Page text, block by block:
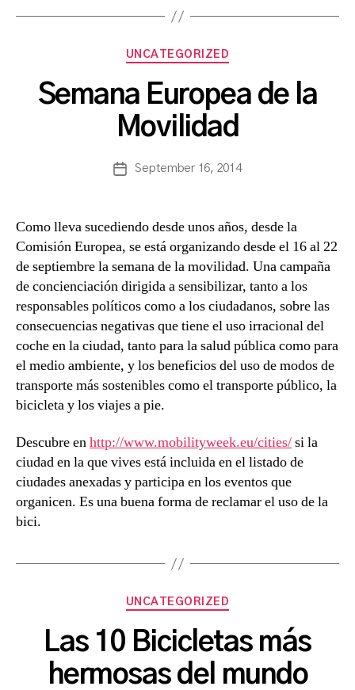
Categories
UNCATEGORIZED
Semana Europea de la
Movilidad
Post
y
s
n
PostSeptember 16, 2014
Como lleva sucediendo desde unos años, desde la
Comisión Europea, se está organizando desde el 16 al 22
de septiembre la semana de la movilidad. Una campaña
de concienciación dirigida a sensibilizar, tanto a los
responsables políticos como a los ciudadanos, sobre las
consecuencias negativas que tiene el uso irracional del
coche en la ciudad, tanto para la salud pública como para
el medio ambiente, y los beneficios del uso de modos de
transporte más sostenibles como el transporte público, la
bicicleta y los viajes a pie.
Descubre enhttp://www.mobilityweek.eu/cities/si la
ciudad en la que vives está incluida en el listado de
ciudades anexadas y participa en los eventos que
organicen. Es una buena forma de reclamar el uso de la
bici.
Categories
UNCATEGORIZED
Las 10 Bicicletas más
hermosas del mundo
y
a
s